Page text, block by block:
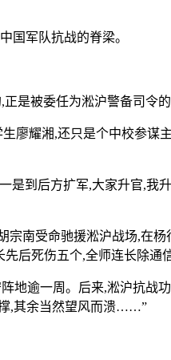
国军队抗战的脊梁。
是被委任为淞沪警备司令
廖耀湘,还只是个中校参谋
到后方扩军,大家升官,我
南受命驰援淞沪战场,在
后死伤五个,全师连长除通
地逾一周。后来,淞沪抗战
撑,其余当然望风而溃……”